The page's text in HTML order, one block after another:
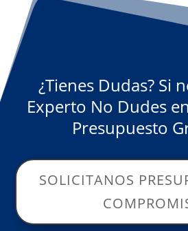
¿Tienes Dudas? Si
Experto No Dudes
Presupuesto
SOLICITANOS